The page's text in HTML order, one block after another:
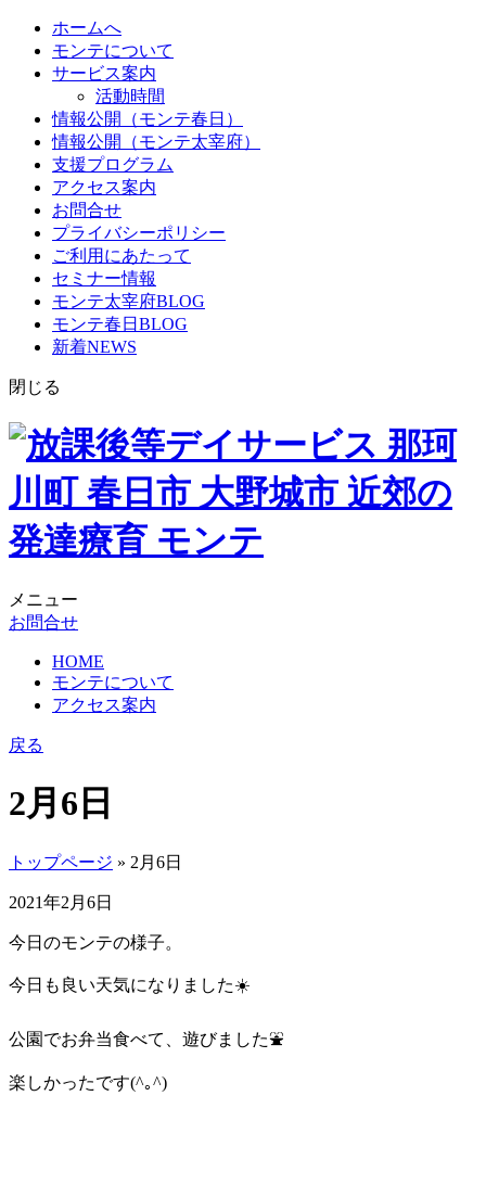
ホームへ
モンテについて
サービス案内
活動時間
情報公開（モンテ春日）
情報公開（モンテ太宰府）
支援プログラム
アクセス案内
お問合せ
プライバシーポリシー
ご利用にあたって
セミナー情報
モンテ太宰府BLOG
モンテ春日BLOG
新着NEWS
閉じる
メニュー
お問合せ
HOME
モンテについて
アクセス案内
戻る
2月6日
トップページ » 2月6日
2021年2月6日
今日のモンテの様子。
今日も良い天気になりました☀️
公園でお弁当食べて、遊びました⛲️
楽しかったです(^｡^)